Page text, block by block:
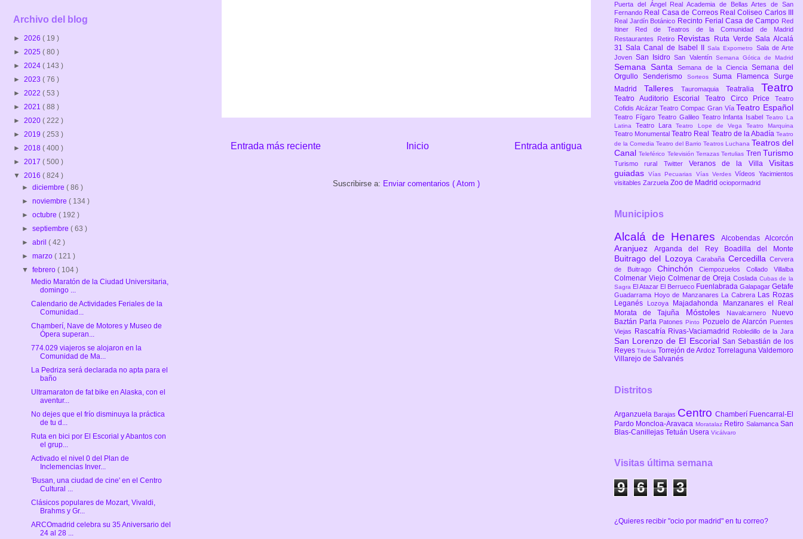
Entrada más reciente Entrada antigua
Inicio
Suscribirse a: Enviar comentarios ( Atom )
Archivo del blog
► 2026 ( 19 )
► 2025 ( 80 )
► 2024 ( 143 )
► 2023 ( 76 )
► 2022 ( 53 )
► 2021 ( 88 )
► 2020 ( 222 )
► 2019 ( 253 )
► 2018 ( 400 )
► 2017 ( 500 )
▼ 2016 ( 824 )
►diciembre( 86 )
►noviembre( 134 )
►octubre( 192 )
►septiembre( 63 )
►abril( 42 )
►marzo( 121 )
▼febrero( 104 )
Medio Maratón de la Ciudad Universitaria,
domingo ...
Calendario de Actividades Feriales de la
Comunidad...
Chamberí, Nave de Motores y Museo de
Ópera superan...
774.029 viajeros se alojaron en la
Comunidad de Ma...
La Pedriza será declarada no apta para el
baño
Ultramaraton de fat bike en Alaska, con el
aventur...
No dejes que el frío disminuya la práctica
de tu d...
Ruta en bici por El Escorial y Abantos con
el grup...
Activado el nivel 0 del Plan de
Inclemencias Inver...
'Busan, una ciudad de cine' en el Centro
Cultural ...
Clásicos populares de Mozart, Vivaldi,
Brahms y Gr...
ARCOmadrid celebra su 35 Aniversario del
24 al 28 ...
Puerta del Ángel
Real Academia de Bellas Artes de San
Fernando Real Casa de Correos Real Coliseo Carlos III
Real Jardín Botánico Recinto Ferial Casa de Campo Red
Itiner
Red de Teatros de la Comunidad de Madrid
Restaurantes
Retiro Revistas Ruta VerdeSala Alcalá
31Sala Canal de Isabel IISala Expometro Sala de Arte
JovenSan IsidroSan Valentín Semana Gótica de Madrid
Semana Santa Semana de la Ciencia Semana del
Orgullo Senderismo SorteosSuma FlamencaSurge
Madrid Talleres Tauromaquia Teatralia Teatro
Teatro Auditorio Escorial Teatro Circo Price Teatro
Cofidis AlcázarTeatro Compac Gran Vía Teatro Español
Teatro Fígaro Teatro Galileo Teatro Infanta IsabelTeatro La
Latina Teatro LaraTeatro Lope de Vega Teatro Marquina
Teatro Monumental Teatro Real Teatro de la Abadía Teatro
de la Comedia Teatro del Barrio Teatros Luchana Teatros del
CanalTeleférico TelevisiónTerrazasTertulias Tren Turismo
Turismo rural Twitter Veranos de la VillaVisitas
guiadasVías Pecuarias Vías Verdes VídeosYacimientos
visitables Zarzuela Zoo de Madrid ociopormadrid
Municipios
Alcalá de Henares Alcobendas Alcorcón
AranjuezArganda del Rey Boadilla del Monte
Buitrago del LozoyaCarabaña CercedillaCervera
de Buitrago ChinchónCiempozuelosCollado Villalba
Colmenar Viejo Colmenar de Oreja Coslada Cubas de la
Sagra El Atazar El Berrueco Fuenlabrada Galapagar Getafe
Guadarrama Hoyo de Manzanares La Cabrera Las Rozas
Leganés
Lozoya Majadahonda
Manzanares el Real
Morata de Tajuña Móstoles Navalcarnero
Nuevo
Baztán Parla PatonesPinto Pozuelo de Alarcón Puentes
Viejas
Rascafría Rivas-Vaciamadrid Robledillo de la Jara
San Lorenzo de El Escorial San Sebastián de los
Reyes Titulcia Torrejón de Ardoz Torrelaguna Valdemoro
Villarejo de Salvanés
Distritos
Arganzuela Barajas Centro Chamberí Fuencarral-El
Pardo Moncloa-Aravaca Moratalaz Retiro SalamancaSan
Blas-Canillejas Tetuán Usera Vicálvaro
Visitas última semana
9 6 5 3
¿Quieres recibir "ocio por madrid" en tu correo?